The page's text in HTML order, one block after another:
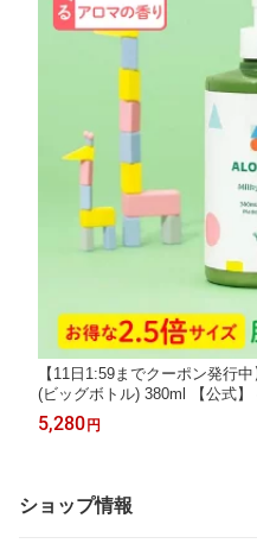
【11日1:59までクーポン発行
(ビッグボトル) 380ml 【公式
料無料 オーガニック ベビー オ
ンケア 赤ちゃん 新生児 子供
5,280 円
ショップ情報